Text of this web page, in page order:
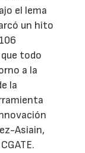
el lema
un hito
todo
a la
la
Asiain,